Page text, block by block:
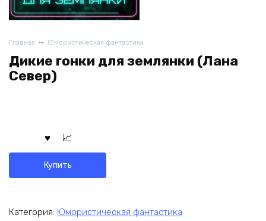
Главная Юмористическая фантастика
Дикие гонки для землянки (Лана
Север)
Купить
Категория: Юмористическая фантастика